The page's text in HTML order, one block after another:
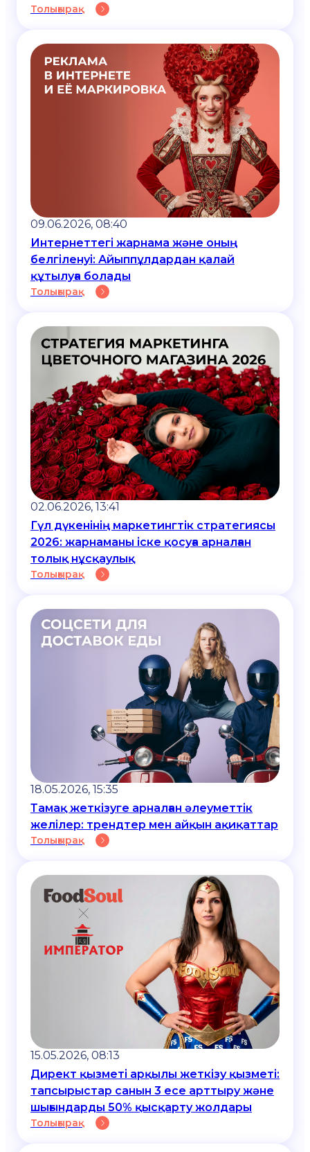
Толығырақ
09.06.2026, 08:40
Интернеттегі жарнама және оның
белгіленуі: Айыппұлдардан қалай
құтылуға болады
Толығырақ
02.06.2026, 13:41
Гүл дүкенінің маркетингтік стратегиясы
2026: жарнаманы іске қосуға арналған
толық нұсқаулық
Толығырақ
18.05.2026, 15:35
Тамақ жеткізуге арналған әлеуметтік
желілер: трендтер мен айқын ақиқаттар
Толығырақ
15.05.2026, 08:13
Директ қызметі арқылы жеткізу қызметі:
тапсырыстар санын 3 есе арттыру және
шығындарды 50% қысқарту жолдары
Толығырақ